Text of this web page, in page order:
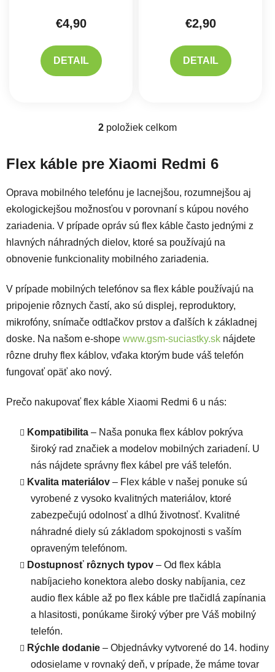
€4,90
DETAIL
€2,90
DETAIL
Ovládacie prvky výpisu
2 položiek celkom
Flex káble pre Xiaomi Redmi 6
Oprava mobilného telefónu je lacnejšou, rozumnejšou aj
ekologickejšou možnosťou v porovnaní s kúpou nového
zariadenia. V prípade opráv sú flex káble často jednými z
hlavných náhradných dielov, ktoré sa používajú na
obnovenie funkcionality mobilného zariadenia.
V prípade mobilných telefónov sa flex káble používajú na
pripojenie rôznych častí, ako sú displej, reproduktory,
mikrofóny, snímače odtlačkov prstov a ďalších k základnej
doske. Na našom e-shope www.gsm-suciastky.sk nájdete
rôzne druhy flex káblov, vďaka ktorým bude váš telefón
fungovať opäť ako nový.
Prečo nakupovať flex káble Xiaomi Redmi 6 u nás:
Kompatibilita – Naša ponuka flex káblov pokrýva
široký rad značiek a modelov mobilných zariadení. U
nás nájdete správny flex kábel pre váš telefón.
Kvalita materiálov – Flex káble v našej ponuke sú
vyrobené z vysoko kvalitných materiálov, ktoré
zabezpečujú odolnosť a dlhú životnosť. Kvalitné
náhradné diely sú základom spokojnosti s vaším
opraveným telefónom.
Dostupnosť rôznych typov – Od flex kábla
nabíjacieho konektora alebo dosky nabíjania, cez
audio flex káble až po flex káble pre tlačidlá zapínania
a hlasitosti, ponúkame široký výber pre Váš mobilný
telefón.
Rýchle dodanie – Objednávky vytvorené do 14. hodiny
odosielame v rovnaký deň, v prípade, že máme tovar